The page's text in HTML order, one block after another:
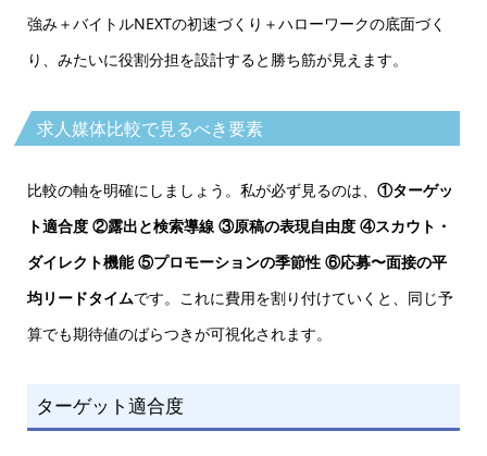
強み＋バイトルNEXTの初速づくり＋ハローワークの底面づく
り、みたいに役割分担を設計すると勝ち筋が見えます。
求人媒体比較で見るべき要素
比較の軸を明確にしましょう。私が必ず見るのは、 ①ターゲッ
ト適合度 ②露出と検索導線 ③原稿の表現自由度 ④スカウト・
ダイレクト機能 ⑤プロモーションの季節性 ⑥応募〜面接の平
均リードタイムです。これに費用を割り付けていくと、同じ予
算でも期待値のばらつきが可視化されます。
ターゲット適合度